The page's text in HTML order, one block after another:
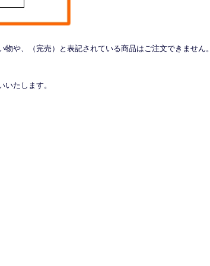
や、（完売）と表記されている商品はご注文できません。
たします。